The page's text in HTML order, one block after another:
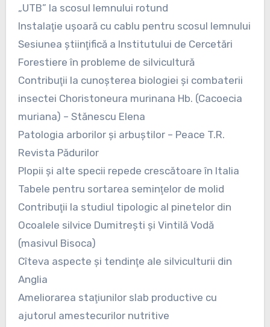
„UTB” la scosul lemnului rotund
Instalaţie uşoară cu cablu pentru scosul lemnului
Sesiunea ştiinţifică a Institutului de Cercetări
Forestiere în probleme de silvicultură
Contribuţii la cunoşterea biologiei şi combaterii
insectei Choristoneura murinana Hb. (Cacoecia
muriana) – Stănescu Elena
Patologia arborilor şi arbuştilor – Peace T.R.
Revista Pădurilor
Plopii şi alte specii repede crescătoare în Italia
Tabele pentru sortarea seminţelor de molid
Contribuţii la studiul tipologic al pinetelor din
Ocoalele silvice Dumitreşti şi Vintilă Vodă
(masivul Bisoca)
Cîteva aspecte şi tendinţe ale silviculturii din
Anglia
Ameliorarea staţiunilor slab productive cu
ajutorul amestecurilor nutritive